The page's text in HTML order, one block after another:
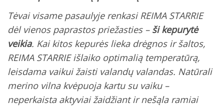
Tėvai visame pasaulyje renkasi REIMA STARRIE
dėl vienos paprastos priežasties – ši kepurytė
veikia. Kai kitos kepurės lieka drėgnos ir šaltos,
REIMA STARRIE išlaiko optimalią temperatūrą,
leisdama vaikui žaisti valandų valandas. Natūrali
merino vilna kvėpuoja kartu su vaiku–
neperkaista aktyviai žaidžiant ir nešąla ramiai